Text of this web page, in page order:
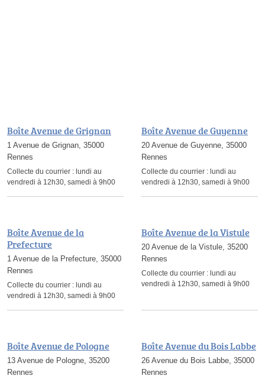
Boîte Avenue de Grignan
1 Avenue de Grignan, 35000
Rennes
Collecte du courrier : lundi au
vendredi à 12h30, samedi à 9h00
Boîte Avenue de Guyenne
20 Avenue de Guyenne, 35000
Rennes
Collecte du courrier : lundi au
vendredi à 12h30, samedi à 9h00
Boîte Avenue de la
Prefecture
1 Avenue de la Prefecture, 35000
Rennes
Collecte du courrier : lundi au
vendredi à 12h30, samedi à 9h00
Boîte Avenue de la Vistule
20 Avenue de la Vistule, 35200
Rennes
Collecte du courrier : lundi au
vendredi à 12h30, samedi à 9h00
Boîte Avenue de Pologne
13 Avenue de Pologne, 35200
Rennes
Boîte Avenue du Bois Labbe
26 Avenue du Bois Labbe, 35000
Rennes